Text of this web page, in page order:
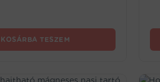
KOSÁRBA TESZEM